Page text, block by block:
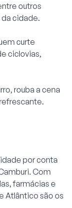
outros
cidade.
curte
ciclovias,
rouba a cena
por conta
Com
farmácias e
Atlântico são os